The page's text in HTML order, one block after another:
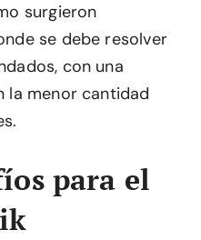
surgieron
se debe resolver
con una
la menor cantidad
para el